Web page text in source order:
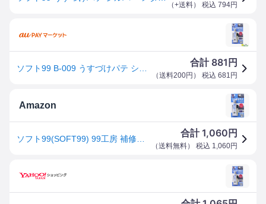
（+送料） 税込 794円
合計 881 円
（送料200円 ） 税込 681 円
Amazon
合計1,060 円
（送料無料） 税込 1,060円